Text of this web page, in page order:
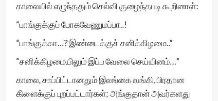
காலையில் எழுந்ததும் செல்வி குழைந்தபடி கூறினாள்:
“பாங்குக்குப் போகவேணுமப்பா..!
“பாங்குக்கா…? இண்டைக்குச் சனிக்கிழமை..”
“சனிக்கிழமையிலும் இப்ப வேலை செய்யினம்…”
காலை, சாப்பிட்டானதும் இலங்கை வங்கி, பிரதான
கிளைக்குப் புறப்பட்டார்கள்; அங்குதான் அவர்களது